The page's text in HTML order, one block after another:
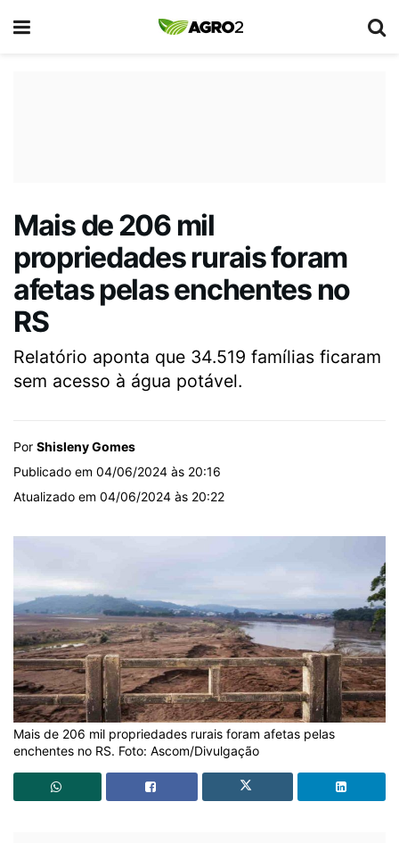
Mais de 206 mil
propriedades rurais foram
afetas pelas enchentes no
RS
Relatório aponta que 34.519 famílias ficaram
sem acesso à água potável.
Por Shisleny Gomes
Publicado em 04/06/2024 às 20:16
Atualizado em 04/06/2024 às 20:22
Mais de 206 mil propriedades rurais foram afetas pelas
enchentes no RS. Foto: Ascom/Divulgação